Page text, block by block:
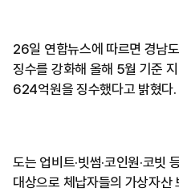
26일 연합뉴스에 따르면 경남
징수를 강화해 올해 5월 기준
624억원을 징수했다고 밝혔다.
도는 업비트·빗썸·코인원·코빗
대상으로 체납자들의 가상자산